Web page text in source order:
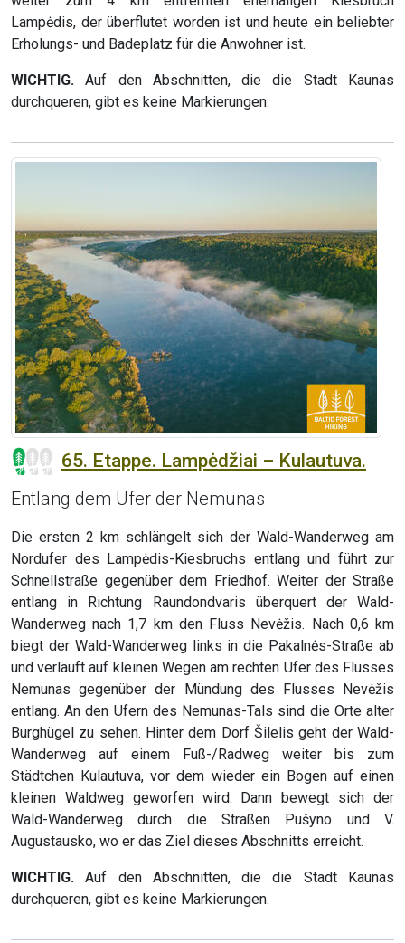
Lampėdis, der überflutet worden ist und heute ein beliebter
Erholungs- und Badeplatz für die Anwohner ist.
WICHTIG. Auf den Abschnitten, die die Stadt Kaunas
durchqueren, gibt es keine Markierungen.
65. Etappe. Lampėdžiai – Kulautuva.
Entlang dem Ufer der Nemunas
Die ersten 2 km schlängelt sich der Wald-Wanderweg am
Nordufer des Lampėdis-Kiesbruchs entlang und führt zur
Schnellstraße gegenüber dem Friedhof. Weiter der Straße
entlang in Richtung Raundondvaris überquert der Wald-
Wanderweg nach 1,7 km den Fluss Nevėžis. Nach 0,6 km
biegt der Wald-Wanderweg links in die Pakalnės-Straße ab
und verläuft auf kleinen Wegen am rechten Ufer des Flusses
Nemunas gegenüber der Mündung des Flusses Nevėžis
entlang. An den Ufern des Nemunas-Tals sind die Orte alter
Burghügel zu sehen. Hinter dem Dorf Šilelis geht der Wald-
Wanderweg auf einem Fuß-/Radweg weiter bis zum
Städtchen Kulautuva, vor dem wieder ein Bogen auf einen
kleinen Waldweg geworfen wird. Dann bewegt sich der
Wald-Wanderweg durch die Straßen Pušyno und V.
Augustausko, wo er das Ziel dieses Abschnitts erreicht.
WICHTIG. Auf den Abschnitten, die die Stadt Kaunas
durchqueren, gibt es keine Markierungen.